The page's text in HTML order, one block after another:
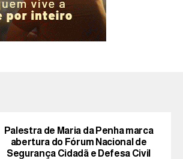
Palestra de Maria da Penha marca
abertura do Fórum Nacional de
Segurança Cidadã e Defesa Civil